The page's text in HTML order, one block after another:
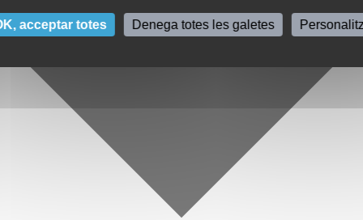
acceptar totes Denega totes les galetes